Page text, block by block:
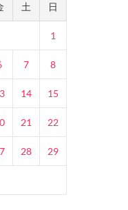
土 日
1
7 8
14 15
21 22
28 29